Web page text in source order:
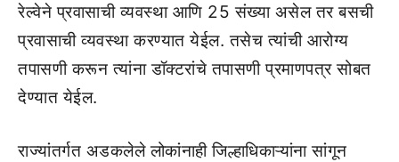
रेल्वेने प्रवासाची व्यवस्था आणि 25 संख्या असेल तर बसची
प्रवासाची व्यवस्था करण्यात येईल. तसेच त्यांची आरोग्य
तपासणी करून त्यांना डॉक्टरांचे तपासणी प्रमाणपत्र सोबत
देण्यात येईल.
राज्यांतर्गत अडकलेले लोकांनाही जिल्हाधिकाऱ्यांना सांगून